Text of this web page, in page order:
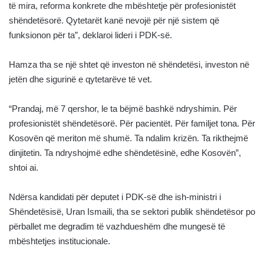
të mira, reforma konkrete dhe mbështetje për profesionistët
shëndetësorë. Qytetarët kanë nevojë për një sistem që
funksionon për ta”, deklaroi lideri i PDK-së.
Hamza tha se një shtet që investon në shëndetësi, investon në
jetën dhe sigurinë e qytetarëve të vet.
“Prandaj, më 7 qershor, le ta bëjmë bashkë ndryshimin. Për
profesionistët shëndetësorë. Për pacientët. Për familjet tona. Për
Kosovën që meriton më shumë. Ta ndalim krizën. Ta rikthejmë
dinjitetin. Ta ndryshojmë edhe shëndetësinë, edhe Kosovën”,
shtoi ai.
Ndërsa kandidati për deputet i PDK-së dhe ish-ministri i
Shëndetësisë, Uran Ismaili, tha se sektori publik shëndetësor po
përballet me degradim të vazhdueshëm dhe mungesë të
mbështetjes institucionale.